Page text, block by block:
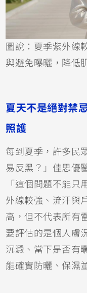
圖說：夏季紫外線
與避免曝曬，降低
夏天不是絕對禁
照護
每到夏季，許多民
易反黑？」佳思優
「這個問題不能只
外線較強、流汗與
高，但不代表所有
要評估的是個人膚
沉澱、當下是否有
能確實防曬、保濕